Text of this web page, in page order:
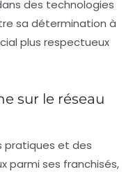
des technologies
sa détermination à
plus respectueux
sur le réseau
pratiques et des
parmi ses franchisés,